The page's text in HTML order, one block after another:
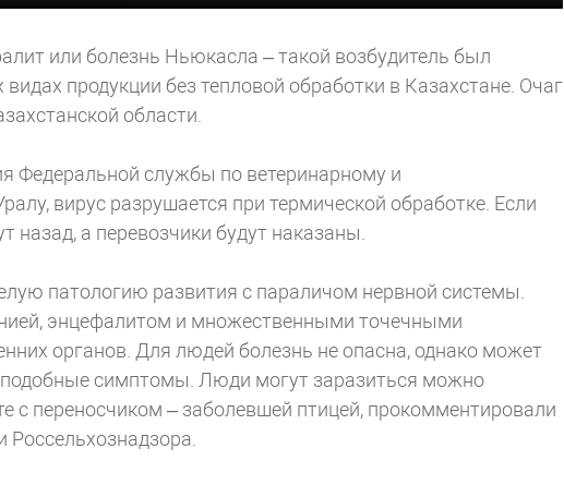
или болезнь Ньюкасла – такой возбудитель был
продукции без тепловой обработки в Казахстане. Очаг
области.
Федеральной службы по ветеринарному и
вирус разрушается при термической обработке. Если
назад, а перевозчики будут наказаны.
патологию развития с параличом нервной системы.
энцефалитом и множественными точечными
органов. Для людей болезнь не опасна, однако может
симптомы. Люди могут заразиться можно
с переносчиком – заболевшей птицей, прокомментировали